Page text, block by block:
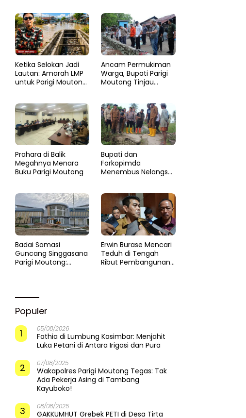
Ketika Selokan Jadi
Lautan: Amarah LMP
untuk Parigi Moutong
Ancam Permukiman
Warga, Bupati Parigi
Moutong Tinjau
Penanganan Cepat
Prahara di Balik
Megahnya Menara
Buku Parigi Moutong
​Bupati dan
Forkopimda
Menembus Nelangsa
Pemulihan di Altar
Sinergi
Badai Somasi
Guncang Singgasana
Parigi Moutong:
Erwin Burase Mencari
Teduh di Tengah
Ribut Pembangunan
Populer
1
05/08/2026
Fathia di Lumbung Kasimbar: Menjahit
Luka Petani di Antara Irigasi dan Pura
2 07/08/2025
Wakapolres Parigi Moutong Tegas: Tak
Ada Pekerja Asing di Tambang
Kayuboko!
3 08/08/2025
GAKKUMHUT Grebek PETI di Desa Tirta